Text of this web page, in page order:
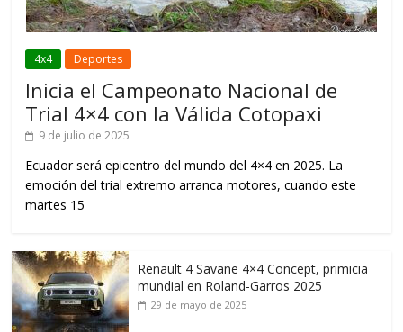
4x4 Deportes
Inicia el Campeonato Nacional de
Trial 4×4 con la Válida Cotopaxi
9 de julio de 2025
Ecuador será epicentro del mundo del 4×4 en 2025. La
emoción del trial extremo arranca motores, cuando este
martes 15
Renault 4 Savane 4×4 Concept, primicia
mundial en Roland-Garros 2025
29 de mayo de 2025